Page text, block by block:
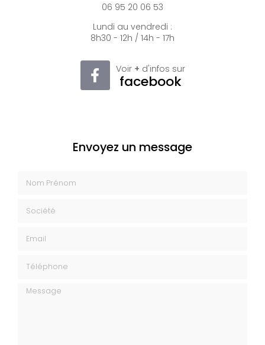
06 95 20 06 53
Lundi au vendredi :
8h30 - 12h / 14h - 17h
Voir + d'infos sur
facebook
Envoyez un message
Message